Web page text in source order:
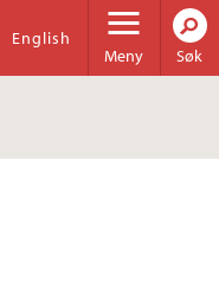
Meny
English
Søk